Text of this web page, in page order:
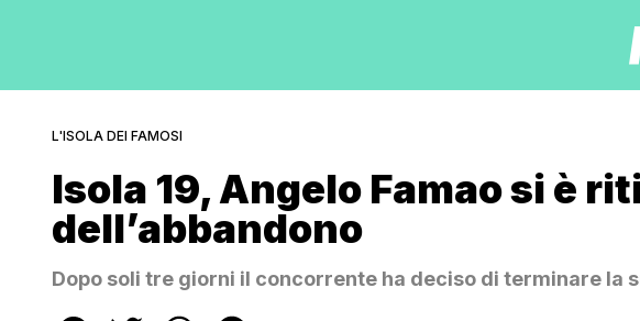
L'ISOLA DEI FAMOSI
Isola 19, Angelo Famao si è
dell’abbandono
Dopo soli tre giorni il concorrente ha deciso di terminare la